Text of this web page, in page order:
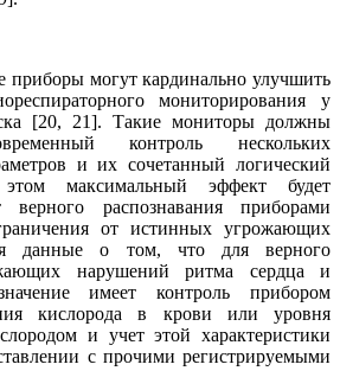
приборы могут кардинально улучшить
мониторирования у
[20, 21]. Такие мониторы должны
контроль нескольких
и их сочетанный логический
максимальный эффект будет
верного распознавания приборами
от истинных угрожающих
данные о том, что для верного
нарушений ритма сердца и
имеет контроль прибором
кислорода в крови или уровня
и учет этой характеристики
с прочими регистрируемыми